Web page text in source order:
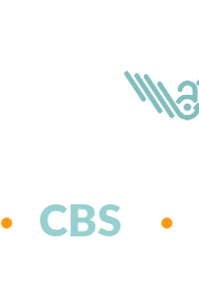
CBS